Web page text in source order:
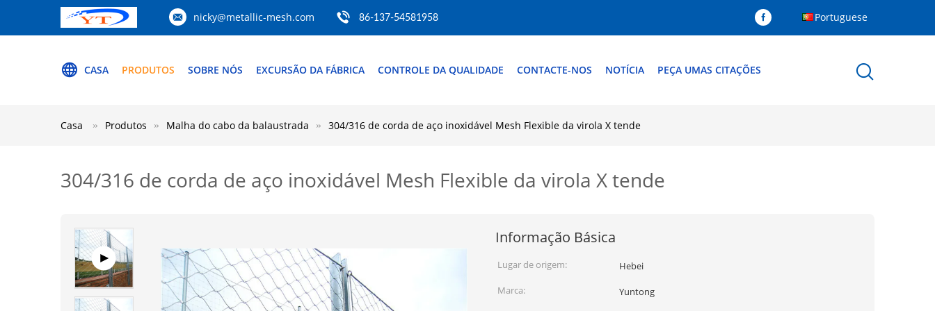
nicky@metallic-mesh.com 86-137-54581958 Portuguese
CASA PRODUTOS SOBRE NÓS EXCURSÃO DA FÁBRICA CONTROLE DA QUALIDADE CONTACTE-NOS NOTÍCIA PEÇA UMAS CITAÇÕES
Casa Produtos Malha do cabo da balaustrada 304/316 de corda de aço inoxidável Mesh Flexible da virola X tende
304/316 de corda de aço inoxidável Mesh Flexible da virola X tende
Informação Básica
Lugar de origem:
Hebei
Marca:
Yuntong